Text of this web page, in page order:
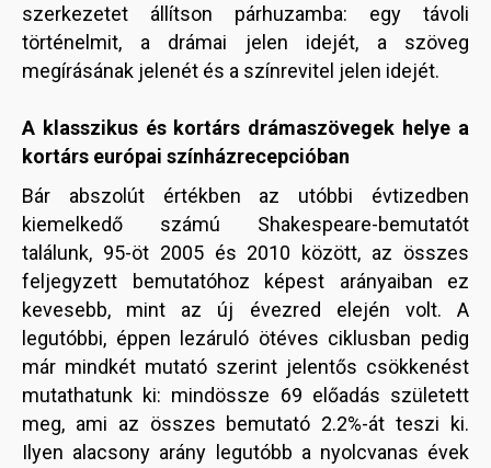
szerkezetet állítson párhuzamba: egy távoli
történelmit, a drámai jelen idejét, a szöveg
megírásának jelenét és a színrevitel jelen idejét.
A klasszikus és kortárs drámaszövegek helye a
kortárs európai színházrecepcióban
Bár abszolút értékben az utóbbi évtizedben
kiemelkedő számú Shakespeare-bemutatót
találunk, 95-öt 2005 és 2010 között, az összes
feljegyzett bemutatóhoz képest arányaiban ez
kevesebb, mint az új évezred elején volt. A
legutóbbi, éppen lezáruló ötéves ciklusban pedig
már mindkét mutató szerint jelentős csökkenést
mutathatunk ki: mindössze 69 előadás született
meg, ami az összes bemutató 2.2%-át teszi ki.
Ilyen alacsony arány legutóbb a nyolcvanas évek